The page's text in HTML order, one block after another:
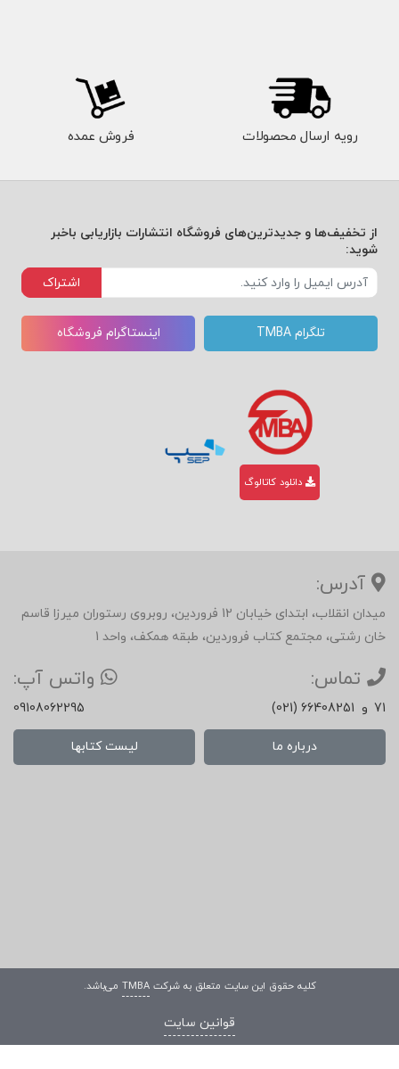
رویه ارسال محصولات فروش عمده
از تخفیف‌ها و جدیدترین‌های فروشگاه انتشارات بازاریابی باخبر
شوید:
اشتراک
تلگرام TMBA اینستاگرام فروشگاه
دانلود کاتالوگ
آدرس:
میدان انقلاب، ابتدای خیابان 12 فروردین، روبروی رستوران میرزا قاسم
خان رشتی، مجتمع کتاب فروردین، طبقه همکف، واحد 1
تماس:
(021) 66408251 و 71
واتس آپ:
09108062295
درباره ما لیست کتابها
کلیه حقوق این سایت متعلق به شرکتTMBA می‌باشد.
قوانین سایت